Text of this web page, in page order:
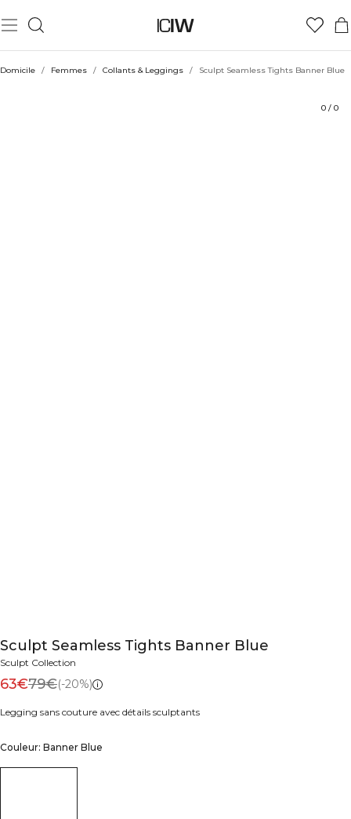
Domicile / Femmes / Collants & Leggings / Sculpt Seamless Tights Banner Blue
0 / 0
Sculpt Seamless Tights Banner Blue
Sculpt Collection
63€79€(-20%)
Legging sans couture avec détails sculptants
Couleur: Banner Blue